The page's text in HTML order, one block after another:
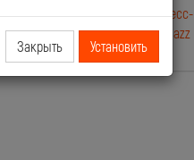
Закрыть Установить
и
2019.06.20 NewsTime Пресс-
конферениция Усадьба Jazz